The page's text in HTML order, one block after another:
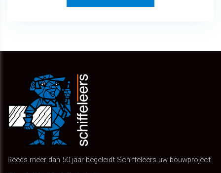
Reeds meer dan 50 jaar begeleidt Schiffeleers uw bouwproject.